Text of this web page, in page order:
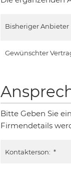
Bisheriger Anbieter
Gewünschter
Bitte Geben Sie
Firmendetails
Kontakterson: *